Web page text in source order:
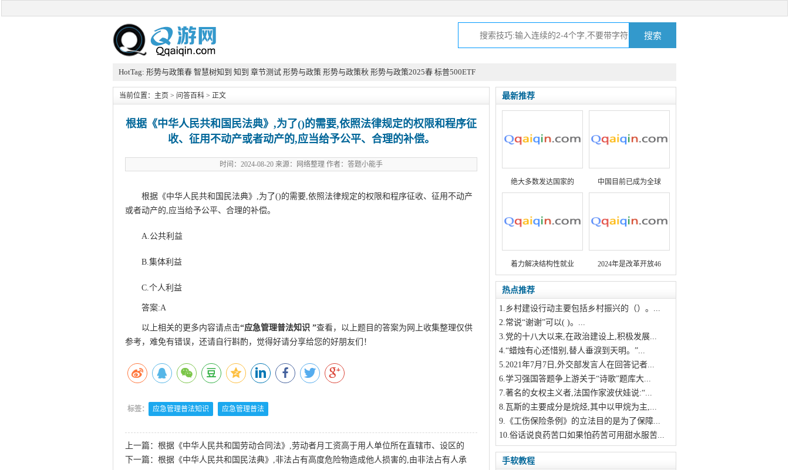
HotTag: 形势与政策春 智慧树知到 知到 章节测试 形势与政策 形势与政策秋 形势与政策2025春 标普500ETF
当前位置： 主页 > 问答百科 > 正文
根据《中华人民共和国民法典》,为了()的需要,依照法律规定的权限和程序征
收、征用不动产或者动产的,应当给予公平、合理的补偿。
时间：2024-08-20 来源：网络整理 作者：答题小能手
根据《中华人民共和国民法典》,为了()的需要,依照法律规定的权限和程序征收、征用不动产
或者动产的,应当给予公平、合理的补偿。
A.公共利益
B.集体利益
C.个人利益
答案:A
以上相关的更多内容请点击“应急管理普法知识 ”查看，以上题目的答案为网上收集整理仅供
参考，难免有错误，还请自行斟酌，觉得好请分享给您的好朋友们！
标签： 应急管理普法知识 应急管理普法
上一篇： 根据《中华人民共和国劳动合同法》,劳动者月工资高于用人单位所在直辖市、设区的
下一篇： 根据《中华人民共和国民法典》,非法占有高度危险物造成他人损害的,由非法占有人承
最新推荐
绝大多数发达国家的 中国目前已成为全球
着力解决结构性就业 2024年是改革开放46
热点推荐
1.乡村建设行动主要包括乡村振兴的（）。...
2.常说“谢谢”可以( )。...
3.党的十八大以来,在政治建设上,积极发展...
4.“蜡烛有心还惜别,替人垂淚到天明。”...
5.2021年7月7日,外交部发言人在回答记者...
6.学习强国答题争上游关于“诗歌”题库大...
7.著名的女权主义者,法国作家波伏娃说:“...
8.瓦斯的主要成分是烷烃,其中以甲烷为主,...
9.《工伤保险条例》的立法目的是为了保障...
10.俗话说良药苦口如果怕药苦可用甜水服苦...
手软教程